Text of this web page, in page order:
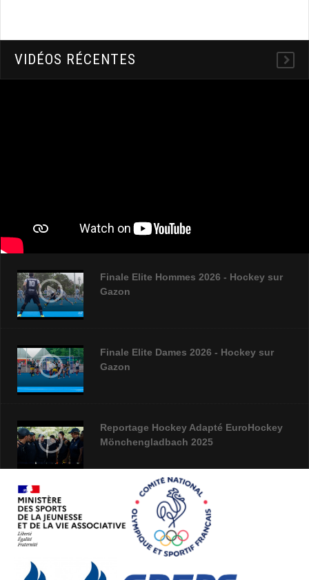
VIDÉOS RÉCENTES
Finale Elite Hommes 2026 - Hockey sur
Gazon
Finale Elite Dames 2026 - Hockey sur
Gazon
Reportage Hockey Adapté EuroHockey
Mönchengladbach 2025
Webinaire campagne Projet Sportif
Fédéral 2026